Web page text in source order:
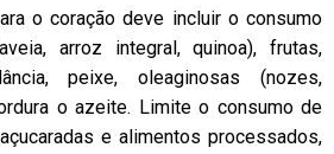
o coração deve incluir o consumo
arroz integral, quinoa), frutas,
peixe, oleaginosas (nozes,
o azeite. Limite o consumo de
e alimentos processados,